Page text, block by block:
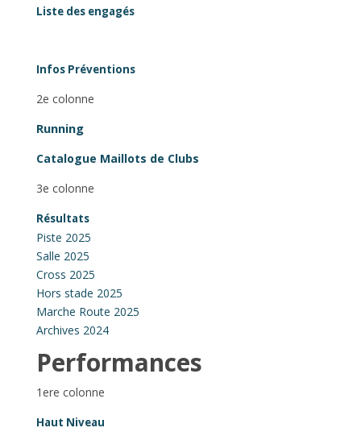
Liste des engagés
Infos Préventions
2e colonne
Running
Catalogue Maillots de Clubs
3e colonne
Résultats
Piste 2025
Salle 2025
Cross 2025
Hors stade 2025
Marche Route 2025
Archives 2024
Performances
1ere colonne
Haut Niveau